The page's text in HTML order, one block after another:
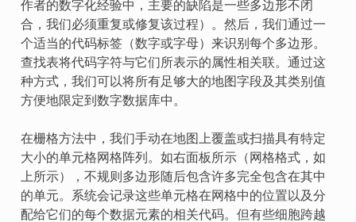
作者的数字化经验中，主要的缺陷是一些多边形不闭
合，我们必须重复或修复该过程）。然后，我们通过一
个适当的代码标签（数字或字母）来识别每个多边形。
查找表将代码字符与它们所表示的属性相关联。通过这
种方式，我们可以将所有足够大的地图字段及其类别值
方便地限定到数字数据库中。
在栅格方法中，我们手动在地图上覆盖或扫描具有特定
大小的单元格网格阵列。如右面板所示（网格格式，如
上所示），不规则多边形随后包含许多完全包含在其中
的单元。系统会记录这些单元格在网格中的位置以及分
配给它们的每个数据元素的相关代码。但有些细胞跨越